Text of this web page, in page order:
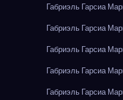
Габриэль Гарсиа
Габриэль Гарсиа
Габриэль Гарсиа
Габриэль Гарсиа
Габриэль Гарсиа